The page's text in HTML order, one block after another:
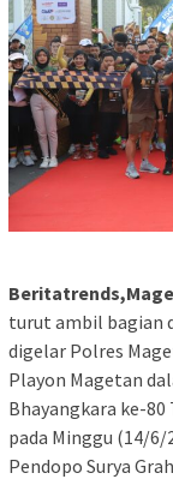
turut ambil bagian
digelar Polres
Playon Magetan
Bhayangkara ke-
pada Minggu (14/
Pendopo Surya